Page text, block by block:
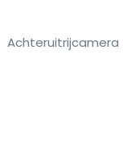
Achteruitrijcamera